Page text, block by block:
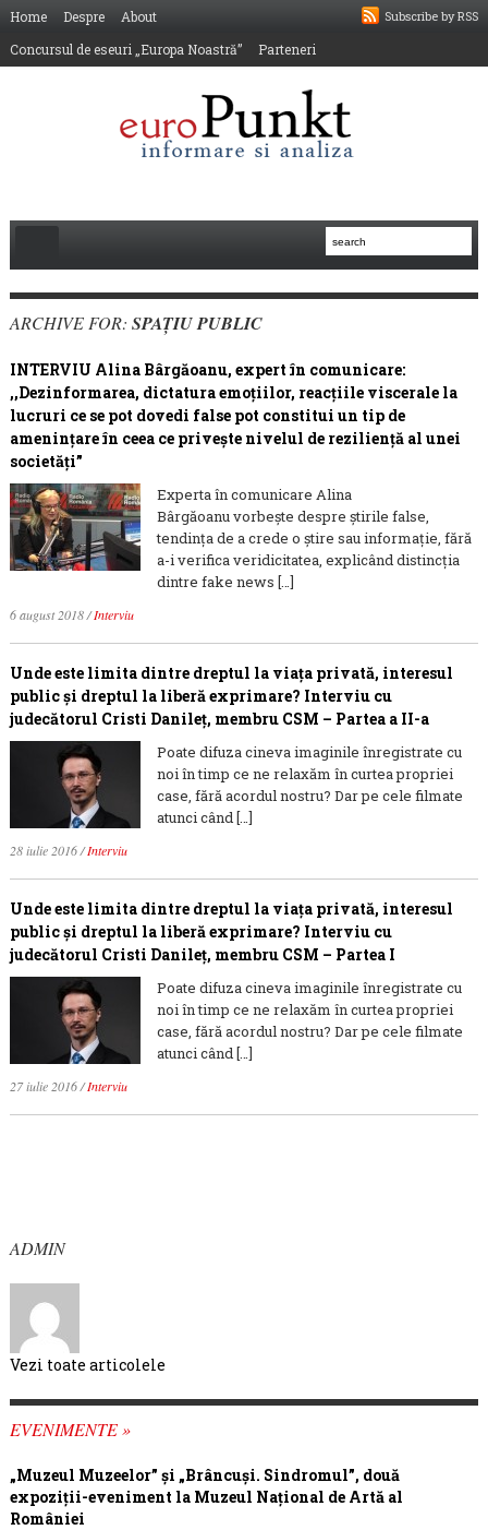
Subscribe by RSS
Home Despre
About
Concursul de eseuri „Europa Noastră”
Parteneri
ARCHIVE FOR: SPAŢIU PUBLIC
INTERVIU Alina Bârgăoanu, expert în comunicare:
,,Dezinformarea, dictatura emoțiilor, reacțiile viscerale la
lucruri ce se pot dovedi false pot constitui un tip de
amenințare în ceea ce privește nivelul de reziliență al unei
societăți”
Experta în comunicare Alina
Bârgăoanu vorbește despre știrile false,
tendința de a crede o știre sau informație, fără
a-i verifica veridicitatea, explicând distincția
dintre fake news […]
6 august 2018/Interviu
Unde este limita dintre dreptul la viaţa privată, interesul
public şi dreptul la liberă exprimare? Interviu cu
judecătorul Cristi Danileţ, membru CSM – Partea a II-a
Poate difuza cineva imaginile înregistrate cu
noi în timp ce ne relaxăm în curtea propriei
case, fără acordul nostru? Dar pe cele filmate
atunci când […]
28 iulie 2016/Interviu
Unde este limita dintre dreptul la viaţa privată, interesul
public şi dreptul la liberă exprimare? Interviu cu
judecătorul Cristi Danileţ, membru CSM – Partea I
Poate difuza cineva imaginile înregistrate cu
noi în timp ce ne relaxăm în curtea propriei
case, fără acordul nostru? Dar pe cele filmate
atunci când […]
27 iulie 2016/Interviu
ADMIN
Vezi toate articolele
EVENIMENTE »
„Muzeul Muzeelor” și „Brâncuși. Sindromul”, două
expoziții-eveniment la Muzeul Național de Artă al
României